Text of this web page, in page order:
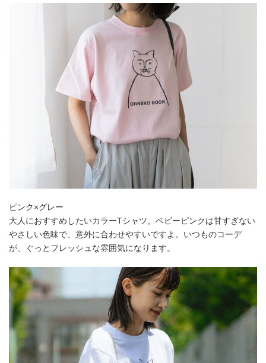
ピンク×グレー
大人におすすめしたいカラーTシャツ。ベビーピンクは甘すぎない
やさしい色味で、意外に合わせやすいですよ。いつものコーデ
が、ぐっとフレッシュな雰囲気になります。